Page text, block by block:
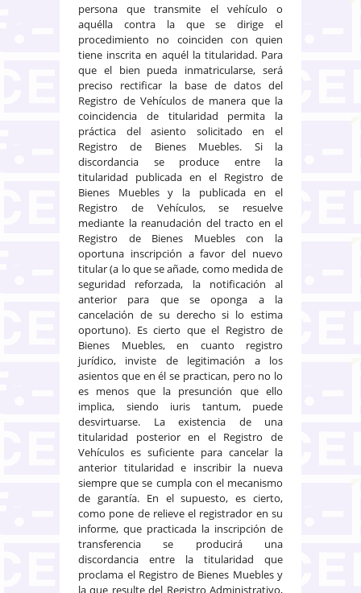
persona que transmite el vehículo o
aquélla contra la que se dirige el
procedimiento no coinciden con quien
tiene inscrita en aquél la titularidad. Para
que el bien pueda inmatricularse, será
preciso rectificar la base de datos del
Registro de Vehículos de manera que la
coincidencia de titularidad permita la
práctica del asiento solicitado en el
Registro de Bienes Muebles. Si la
discordancia se produce entre la
titularidad publicada en el Registro de
Bienes Muebles y la publicada en el
Registro de Vehículos, se resuelve
mediante la reanudación del tracto en el
Registro de Bienes Muebles con la
oportuna inscripción a favor del nuevo
titular (a lo que se añade, como medida de
seguridad reforzada, la notificación al
anterior para que se oponga a la
cancelación de su derecho si lo estima
oportuno). Es cierto que el Registro de
Bienes Muebles, en cuanto registro
jurídico, inviste de legitimación a los
asientos que en él se practican, pero no lo
es menos que la presunción que ello
implica, siendo iuris tantum, puede
desvirtuarse. La existencia de una
titularidad posterior en el Registro de
Vehículos es suficiente para cancelar la
anterior titularidad e inscribir la nueva
siempre que se cumpla con el mecanismo
de garantía. En el supuesto, es cierto,
como pone de relieve el registrador en su
informe, que practicada la inscripción de
transferencia se producirá una
discordancia entre la titularidad que
proclama el Registro de Bienes Muebles y
la que resulte del Registro Administrativo,